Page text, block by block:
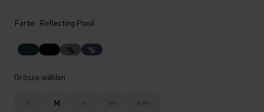
Farbe: Reflecting Pond
% %
Grösse wählen
S M L XL XXL